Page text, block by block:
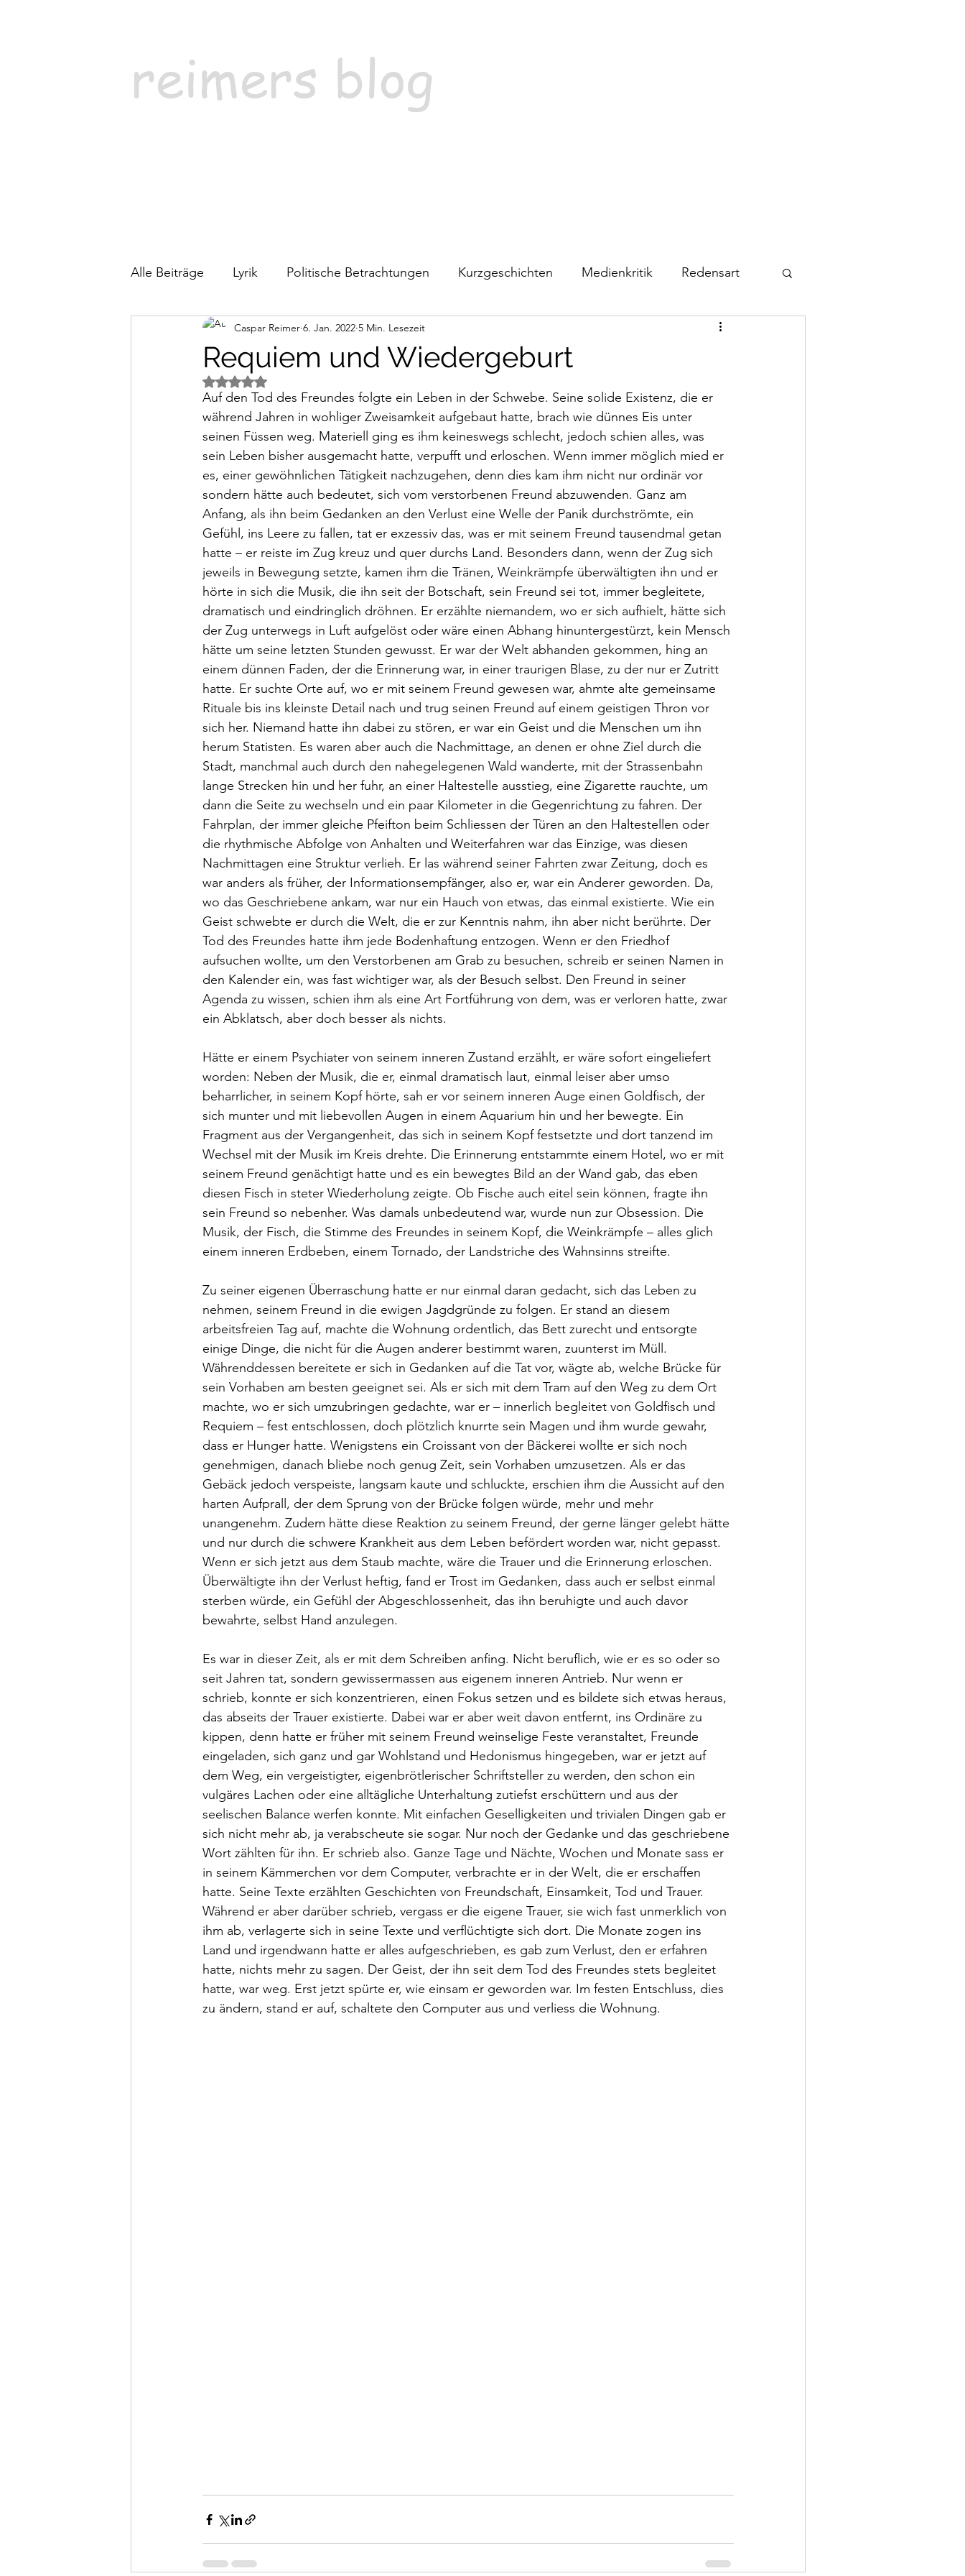
reimers blog
Alle Beiträge Lyrik Politische Betrachtungen Kurzgeschichten Medienkritik Redensart
Alltagsimpressionen Videos Gedanken
Requiem und Wiedergeburt
Caspar Reimer 6. Jan. 2022 5 Min. Lesezeit
Mit NaN von 5 Sternen bewertet.
Auf den Tod des Freundes folgte ein Leben in der Schwebe. Seine solide Existenz, die er
während Jahren in wohliger Zweisamkeit aufgebaut hatte, brach wie dünnes Eis unter
seinen Füssen weg. Materiell ging es ihm keineswegs schlecht, jedoch schien alles, was
sein Leben bisher ausgemacht hatte, verpufft und erloschen. Wenn immer möglich mied er
es, einer gewöhnlichen Tätigkeit nachzugehen, denn dies kam ihm nicht nur ordinär vor
sondern hätte auch bedeutet, sich vom verstorbenen Freund abzuwenden. Ganz am
Anfang, als ihn beim Gedanken an den Verlust eine Welle der Panik durchströmte, ein
Gefühl, ins Leere zu fallen, tat er exzessiv das, was er mit seinem Freund tausendmal getan
hatte – er reiste im Zug kreuz und quer durchs Land. Besonders dann, wenn der Zug sich
jeweils in Bewegung setzte, kamen ihm die Tränen, Weinkrämpfe überwältigten ihn und er
hörte in sich die Musik, die ihn seit der Botschaft, sein Freund sei tot, immer begleitete,
dramatisch und eindringlich dröhnen. Er erzählte niemandem, wo er sich aufhielt, hätte sich
der Zug unterwegs in Luft aufgelöst oder wäre einen Abhang hinuntergestürzt, kein Mensch
hätte um seine letzten Stunden gewusst. Er war der Welt abhanden gekommen, hing an
einem dünnen Faden, der die Erinnerung war, in einer traurigen Blase, zu der nur er Zutritt
hatte. Er suchte Orte auf, wo er mit seinem Freund gewesen war, ahmte alte gemeinsame
Rituale bis ins kleinste Detail nach und trug seinen Freund auf einem geistigen Thron vor
sich her. Niemand hatte ihn dabei zu stören, er war ein Geist und die Menschen um ihn
herum Statisten. Es waren aber auch die Nachmittage, an denen er ohne Ziel durch die
Stadt, manchmal auch durch den nahegelegenen Wald wanderte, mit der Strassenbahn
lange Strecken hin und her fuhr, an einer Haltestelle ausstieg, eine Zigarette rauchte, um
dann die Seite zu wechseln und ein paar Kilometer in die Gegenrichtung zu fahren. Der
Fahrplan, der immer gleiche Pfeifton beim Schliessen der Türen an den Haltestellen oder
die rhythmische Abfolge von Anhalten und Weiterfahren war das Einzige, was diesen
Nachmittagen eine Struktur verlieh. Er las während seiner Fahrten zwar Zeitung, doch es
war anders als früher, der Informationsempfänger, also er, war ein Anderer geworden. Da,
wo das Geschriebene ankam, war nur ein Hauch von etwas, das einmal existierte. Wie ein
Geist schwebte er durch die Welt, die er zur Kenntnis nahm, ihn aber nicht berührte. Der
Tod des Freundes hatte ihm jede Bodenhaftung entzogen. Wenn er den Friedhof
aufsuchen wollte, um den Verstorbenen am Grab zu besuchen, schreib er seinen Namen in
den Kalender ein, was fast wichtiger war, als der Besuch selbst. Den Freund in seiner
Agenda zu wissen, schien ihm als eine Art Fortführung von dem, was er verloren hatte, zwar
ein Abklatsch, aber doch besser als nichts.
Hätte er einem Psychiater von seinem inneren Zustand erzählt, er wäre sofort eingeliefert
worden: Neben der Musik, die er, einmal dramatisch laut, einmal leiser aber umso
beharrlicher, in seinem Kopf hörte, sah er vor seinem inneren Auge einen Goldfisch, der
sich munter und mit liebevollen Augen in einem Aquarium hin und her bewegte. Ein
Fragment aus der Vergangenheit, das sich in seinem Kopf festsetzte und dort tanzend im
Wechsel mit der Musik im Kreis drehte. Die Erinnerung entstammte einem Hotel, wo er mit
seinem Freund genächtigt hatte und es ein bewegtes Bild an der Wand gab, das eben
diesen Fisch in steter Wiederholung zeigte. Ob Fische auch eitel sein können, fragte ihn
sein Freund so nebenher. Was damals unbedeutend war, wurde nun zur Obsession. Die
Musik, der Fisch, die Stimme des Freundes in seinem Kopf, die Weinkrämpfe – alles glich
einem inneren Erdbeben, einem Tornado, der Landstriche des Wahnsinns streifte.
Zu seiner eigenen Überraschung hatte er nur einmal daran gedacht, sich das Leben zu
nehmen, seinem Freund in die ewigen Jagdgründe zu folgen. Er stand an diesem
arbeitsfreien Tag auf, machte die Wohnung ordentlich, das Bett zurecht und entsorgte
einige Dinge, die nicht für die Augen anderer bestimmt waren, zuunterst im Müll.
Währenddessen bereitete er sich in Gedanken auf die Tat vor, wägte ab, welche Brücke für
sein Vorhaben am besten geeignet sei. Als er sich mit dem Tram auf den Weg zu dem Ort
machte, wo er sich umzubringen gedachte, war er – innerlich begleitet von Goldfisch und
Requiem – fest entschlossen, doch plötzlich knurrte sein Magen und ihm wurde gewahr,
dass er Hunger hatte. Wenigstens ein Croissant von der Bäckerei wollte er sich noch
genehmigen, danach bliebe noch genug Zeit, sein Vorhaben umzusetzen. Als er das
Gebäck jedoch verspeiste, langsam kaute und schluckte, erschien ihm die Aussicht auf den
harten Aufprall, der dem Sprung von der Brücke folgen würde, mehr und mehr
unangenehm. Zudem hätte diese Reaktion zu seinem Freund, der gerne länger gelebt hätte
und nur durch die schwere Krankheit aus dem Leben befördert worden war, nicht gepasst.
Wenn er sich jetzt aus dem Staub machte, wäre die Trauer und die Erinnerung erloschen.
Überwältigte ihn der Verlust heftig, fand er Trost im Gedanken, dass auch er selbst einmal
sterben würde, ein Gefühl der Abgeschlossenheit, das ihn beruhigte und auch davor
bewahrte, selbst Hand anzulegen.
Es war in dieser Zeit, als er mit dem Schreiben anfing. Nicht beruflich, wie er es so oder so
seit Jahren tat, sondern gewissermassen aus eigenem inneren Antrieb. Nur wenn er
schrieb, konnte er sich konzentrieren, einen Fokus setzen und es bildete sich etwas heraus,
das abseits der Trauer existierte. Dabei war er aber weit davon entfernt, ins Ordinäre zu
kippen, denn hatte er früher mit seinem Freund weinselige Feste veranstaltet, Freunde
eingeladen, sich ganz und gar Wohlstand und Hedonismus hingegeben, war er jetzt auf
dem Weg, ein vergeistigter, eigenbrötlerischer Schriftsteller zu werden, den schon ein
vulgäres Lachen oder eine alltägliche Unterhaltung zutiefst erschüttern und aus der
seelischen Balance werfen konnte. Mit einfachen Geselligkeiten und trivialen Dingen gab er
sich nicht mehr ab, ja verabscheute sie sogar. Nur noch der Gedanke und das geschriebene
Wort zählten für ihn. Er schrieb also. Ganze Tage und Nächte, Wochen und Monate sass er
in seinem Kämmerchen vor dem Computer, verbrachte er in der Welt, die er erschaffen
hatte. Seine Texte erzählten Geschichten von Freundschaft, Einsamkeit, Tod und Trauer.
Während er aber darüber schrieb, vergass er die eigene Trauer, sie wich fast unmerklich von
ihm ab, verlagerte sich in seine Texte und verflüchtigte sich dort. Die Monate zogen ins
Land und irgendwann hatte er alles aufgeschrieben, es gab zum Verlust, den er erfahren
hatte, nichts mehr zu sagen. Der Geist, der ihn seit dem Tod des Freundes stets begleitet
hatte, war weg. Erst jetzt spürte er, wie einsam er geworden war. Im festen Entschluss, dies
zu ändern, stand er auf, schaltete den Computer aus und verliess die Wohnung.